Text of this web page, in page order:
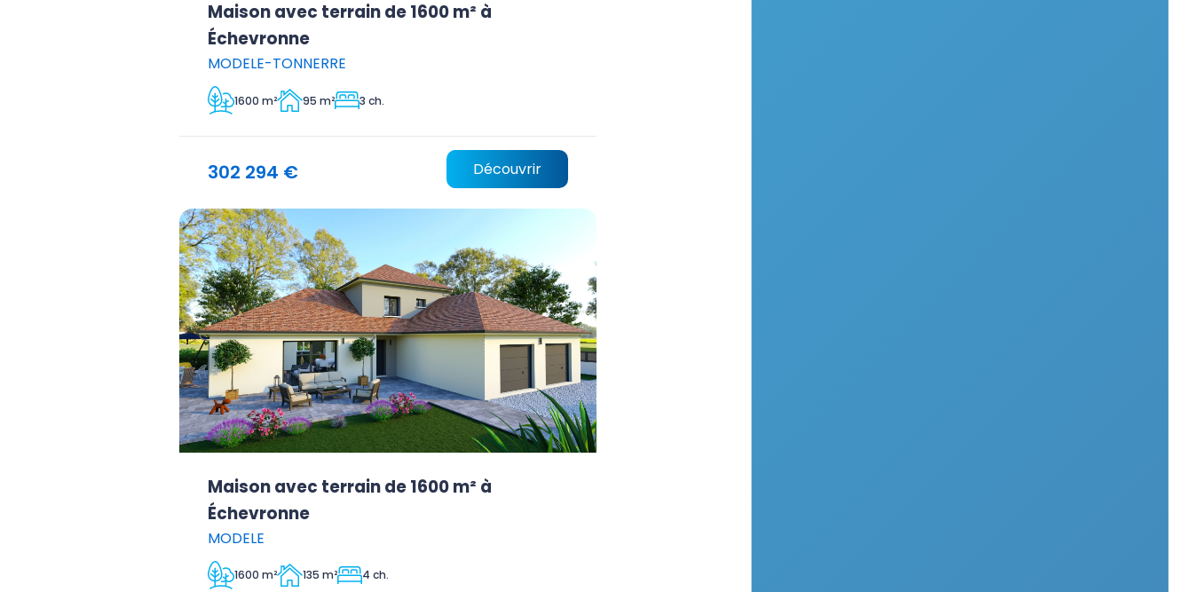
Maison avec terrain de 1600 m² à
Échevronne
MODELE-TONNERRE
1600 m² 95 m² 3 ch.
302 294 € Découvrir
Maison avec terrain de 1600 m² à
Échevronne
MODELE
1600 m² 135 m² 4 ch.